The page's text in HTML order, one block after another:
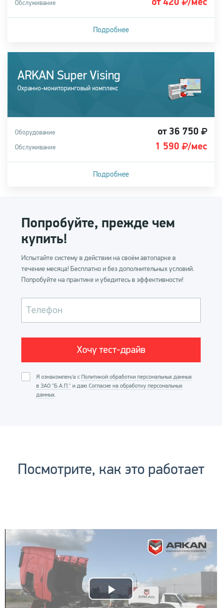
Обслуживание
Подробнее
Купить систему
ARKAN Super Vising
Охранно-мониторинговый комплекс
Оборудование от 36 750
Обслуживание 1 590 /мес
Подробнее
Купить систему
Попробуйте, прежде чем
купить!
Испытайте систему в действии на своём автопарке в
течение месяца! Бесплатно и без дополнительных условий.
Попробуйте на практике и убедитесь в эффективности!
Телефон
Я ознакомлен/а с Политикой обработки персональных данных
в ЗАО "Б.А.П." и даю Согласие на обработку персональных
данных
Посмотрите, как это работает
Play